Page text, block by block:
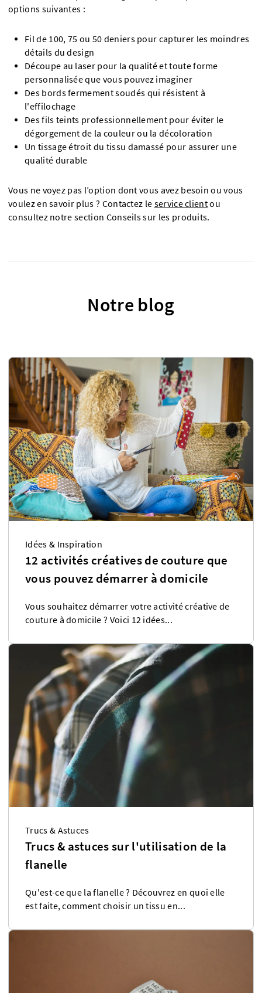
options suivantes :
Fil de 100, 75 ou 50 deniers pour capturer les moindres
détails du design
Découpe au laser pour la qualité et toute forme
personnalisée que vous pouvez imaginer
Des bords fermement soudés qui résistent à
l'effilochage
Des fils teints professionnellement pour éviter le
dégorgement de la couleur ou la décoloration
Un tissage étroit du tissu damassé pour assurer une
qualité durable
Vous ne voyez pas l’option dont vous avez besoin ou vous
voulez en savoir plus ? Contactez le service clientou
consultez notre section Conseils sur les produits.
Notre blog
Idées & Inspiration
12 activités créatives de couture que
vous pouvez démarrer à domicile
Vous souhaitez démarrer votre activité créative de
couture à domicile ? Voici 12 idées...
Trucs & Astuces
Trucs & astuces sur l'utilisation de la
flanelle
Qu'est-ce que la flanelle ? Découvrez en quoi elle
est faite, comment choisir un tissu en...